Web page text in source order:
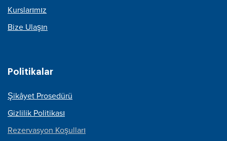
Kurslarımız
Bize Ulaşın
Politikalar
Şikâyet Prosedürü
Gizlilik Politikası
Rezervasyon Koşulları